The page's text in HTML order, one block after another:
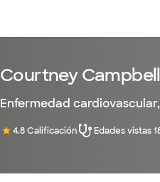
Courtney
Enfermedad cardiovascular,
4.8 Calificación Edades vistas